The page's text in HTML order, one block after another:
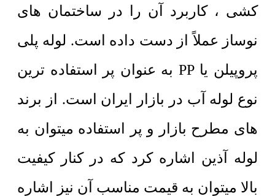
کشی ، کاربرد آن را در ساختمان های
نوساز عملاً از دست داده است. لوله پلی
پروپیلن یا PP به عنوان پر استفاده ترین
نوع لوله آب در بازار ایران است. از برند
های مطرح بازار و پر استفاده میتوان به
لوله آذین اشاره کرد که در کنار کیفیت
بالا میتوان به قیمت مناسب آن نیز اشاره